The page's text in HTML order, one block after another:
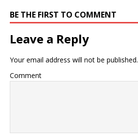
BE THE FIRST TO COMMENT
Leave a Reply
Your email address will not be published.
Comment